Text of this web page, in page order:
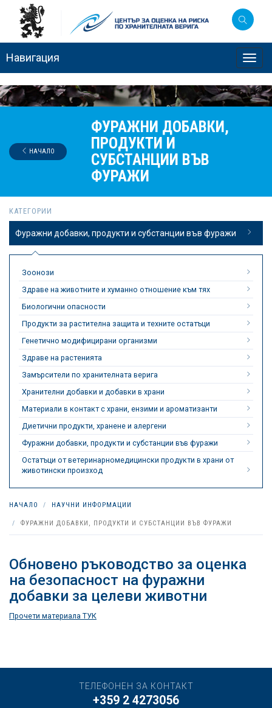
Навигация
ФУРАЖНИ ДОБАВКИ,
ПРОДУКТИ И
СУБСТАНЦИИ ВЪВ
ФУРАЖИ
НАЧАЛО
КАТЕГОРИИ
Фуражни добавки, продукти и субстанции във фуражи
Зоонози
Здраве на животните и хуманно отношение към тях
Биологични опасности
Продукти за растителна защита и техните остатъци
Генетично модифицирани организми
Здраве на растенията
Замърсители по хранителната верига
Хранителни добавки и добавки в храни
Материали в контакт с храни, ензими и ароматизанти
Диетични продукти, хранене и алергени
Фуражни добавки, продукти и субстанции във фуражи
Остатъци от ветеринарномедицински продукти в храни от
животински произход
НАЧАЛО НАУЧНИ ИНФОРМАЦИИ
ФУРАЖНИ ДОБАВКИ, ПРОДУКТИ И СУБСТАНЦИИ ВЪВ ФУРАЖИ
Обновено ръководство за оценка
на безопасност на фуражни
добавки за целеви животни
Прочети материала ТУК
ТЕЛЕФОНЕН ЗА КОНТАКТ
+359 2 4273056